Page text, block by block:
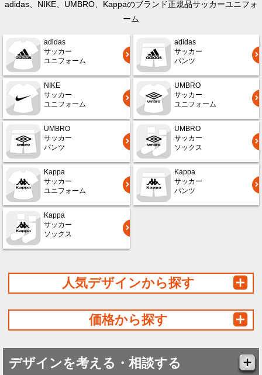
adidas、NIKE、UMBRO、Kappaのブランド正規品サッカーユニフォ
ーム
adidas
サッカー
ユニフォーム
adidas
サッカー
パンツ
NIKE
サッカー
ユニフォーム
UMBRO
サッカー
ユニフォーム
UMBRO
サッカー
パンツ
UMBRO
サッカー
ソックス
Kappa
サッカー
ユニフォーム
Kappa
サッカー
パンツ
Kappa
サッカー
ソックス
人気デザインから探す
価格から探す
デザインを考える・相談する